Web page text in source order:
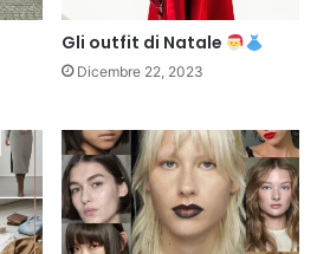
Gli outfit di Natale
Dicembre 22, 2023